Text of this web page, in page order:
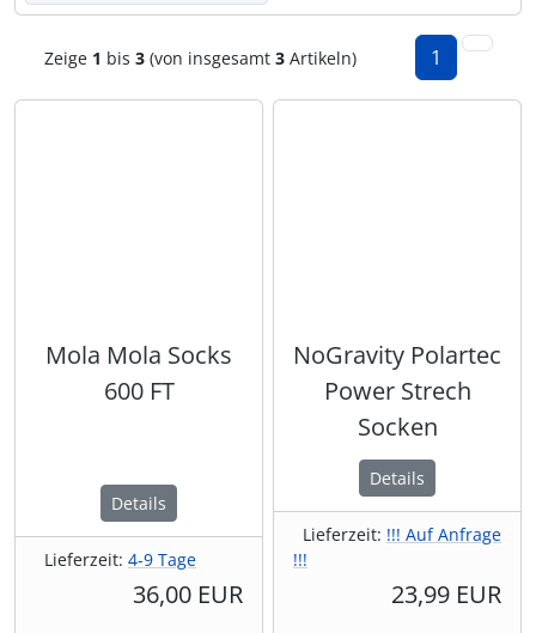
Zeige 1 bis 3(von insgesamt 3Artikeln) 1
Mola Mola Socks
600 FT
Details
Lieferzeit: 4-9 Tage
36,00 EUR
NoGravity Polartec
Power Strech
Socken
Details
Lieferzeit: !!! Auf Anfrage
!!!
23,99 EUR